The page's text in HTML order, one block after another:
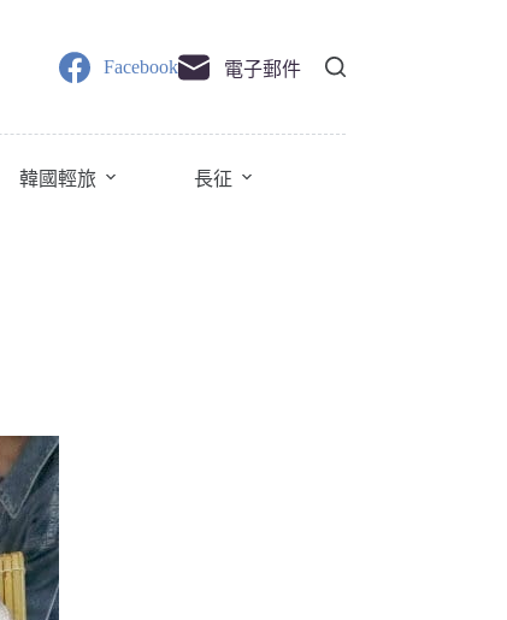
Facebook 電子郵件
韓國輕旅 長征